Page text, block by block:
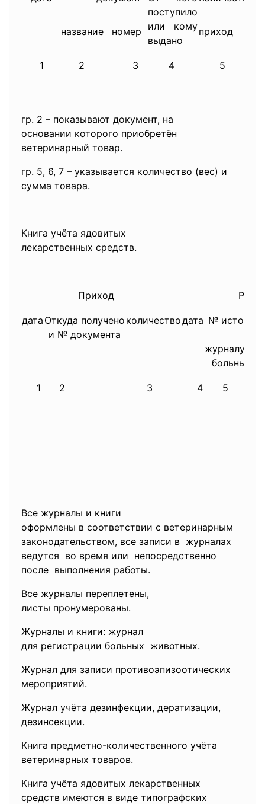
поступило
или кому
выдано
название номер приход
1 2 3 4 5
гр. 2 – показывают документ, на
основании которого приобретён
ветеринарный товар.
гр. 5, 6, 7 – указывается количество (вес) и
сумма товара.
Книга учёта ядовитых
лекарственных средств.
Приход
дата Откуда получено
и № документа
количестводата № истории
журналу
больных
1 2 3 4 5
Все журналы и книги
оформлены в соответствии с ветеринарным
законодательством, все записи в журналах
ведутся во время или непосредственно
после выполнения работы.
Все журналы переплетены,
листы пронумерованы.
Журналы и книги: журнал
для регистрации больных животных.
Журнал для записи противоэпизоотических
мероприятий.
Журнал учёта дезинфекции, дератизации,
дезинсекции.
Книга предметно-количественного учёта
ветеринарных товаров.
Книга учёта ядовитых лекарственных
средств имеются в виде типографских